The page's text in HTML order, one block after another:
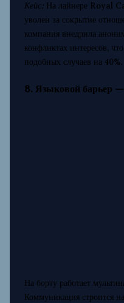
Кейс:На лайнере Royal
уволен за сокрытие
компания внедрила
конфликтах интересов,
подобных случаев на 40%.
8. Языковой барьер —
На борту работает
Коммуникация строится